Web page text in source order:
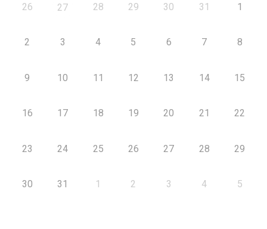
26 27 28 29 30 31 1
2 3 4 5 6 7 8
9 10 11 12 13 14 15
16 17 18 19 20 21 22
23 24 25 26 27 28 29
30 31 1 2 3 4 5